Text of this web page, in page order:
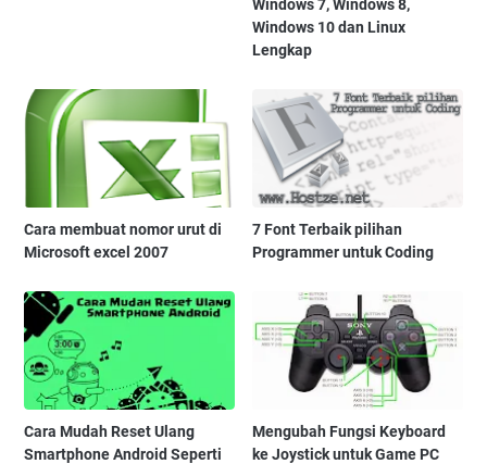
Windows 7, Windows 8,
Windows 10 dan Linux
Lengkap
Cara membuat nomor urut di
Microsoft excel 2007
7 Font Terbaik pilihan
Programmer untuk Coding
Cara Mudah Reset Ulang
Smartphone Android Seperti
Mengubah Fungsi Keyboard
ke Joystick untuk Game PC